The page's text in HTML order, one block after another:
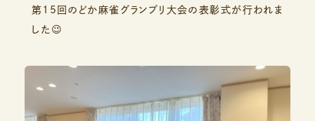
支援・サービスから探す
第15回のどか麻雀グランプリ大会の表彰式が行われま
した😉